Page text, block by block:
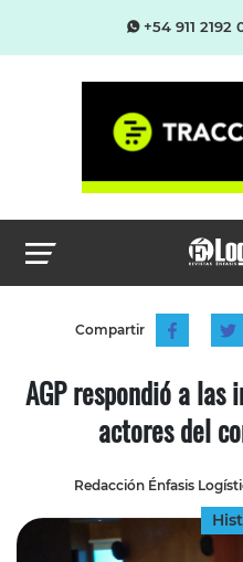
+54 911 2192
Compartir
AGP respondió a las
actores del
Redacción Énfasis